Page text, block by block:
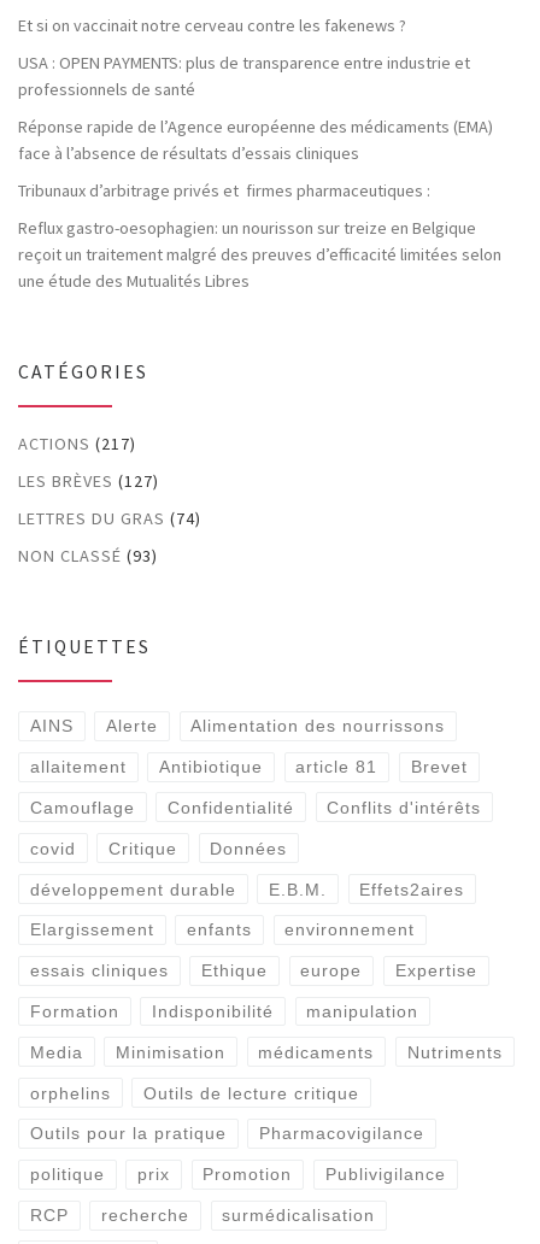
Et si on vaccinait notre cerveau contre les fakenews ?
USA : OPEN PAYMENTS: plus de transparence entre industrie et
professionnels de santé
Réponse rapide de l’Agence européenne des médicaments (EMA)
face à l’absence de résultats d’essais cliniques
Tribunaux d’arbitrage privés et firmes pharmaceutiques :
Reflux gastro-oesophagien: un nourisson sur treize en Belgique
reçoit un traitement malgré des preuves d’efficacité limitées selon
une étude des Mutualités Libres
CATÉGORIES
ACTIONS (217)
LES BRÈVES (127)
LETTRES DU GRAS (74)
NON CLASSÉ (93)
ÉTIQUETTES
AINS Alerte Alimentation des nourrissons
allaitement Antibiotique article 81 Brevet
Camouflage Confidentialité Conflits d'intérêts
covid Critique Données
développement durable E.B.M. Effets2aires
Elargissement enfants environnement
essais cliniques Ethique europe Expertise
Formation Indisponibilité manipulation
Media Minimisation médicaments Nutriments
orphelins Outils de lecture critique
Outils pour la pratique Pharmacovigilance
politique prix Promotion Publivigilance
RCP recherche surmédicalisation